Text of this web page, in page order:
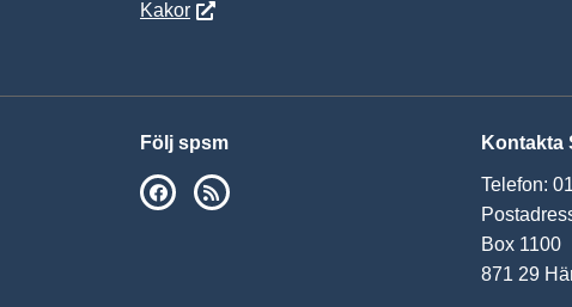
Kakor
Följ spsm
SPSM på Facebook
Kontakta
Telefon:
Box 1100
871 29